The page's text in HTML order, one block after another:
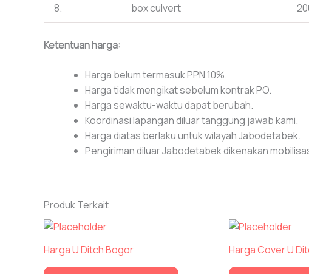
8. box culvert
Ketentuan harga:
Harga belum termasuk PPN 10%.
Harga tidak mengikat sebelum kontrak PO.
Harga sewaktu-waktu dapat berubah.
Koordinasi lapangan diluar tanggung jawab kami.
Harga diatas berlaku untuk wilayah Jabodetabek.
Pengiriman diluar Jabodetabek dikenakan
Produk Terkait
Harga U Ditch Bogor Harga Cover U